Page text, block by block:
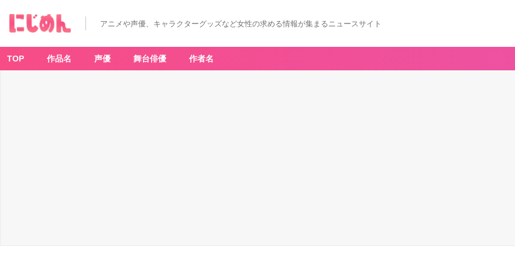
アニメや声優、キャラクターグッズなど女性の求める情報が集まるニュースサイト
TOP 作品名 声優 舞台俳優 作者名